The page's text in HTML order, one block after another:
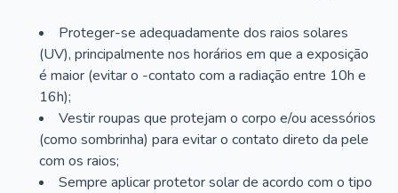
Proteger-se adequadamente dos raios solares
(UV), principalmente nos horários em que a exposição
é maior (evitar o -contato com a radiação entre 10h e
16h);
Vestir roupas que protejam o corpo e/ou acessórios
(como sombrinha) para evitar o contato direto da pele
com os raios;
Sempre aplicar protetor solar de acordo com o tipo